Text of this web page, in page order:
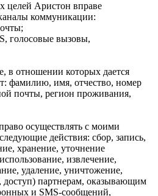
целей Аристон вправе
коммуникации:
голосовые вызовы,
в отношении которых дается
фамилию, имя, отчество, номер
почты, регион проживания,
осуществлять с моими
действия: сбор, запись,
хранение, уточнение
извлечение,
удаление, уничтожение,
доступ) партнерам, оказывающим
и SMS‑сообщений,